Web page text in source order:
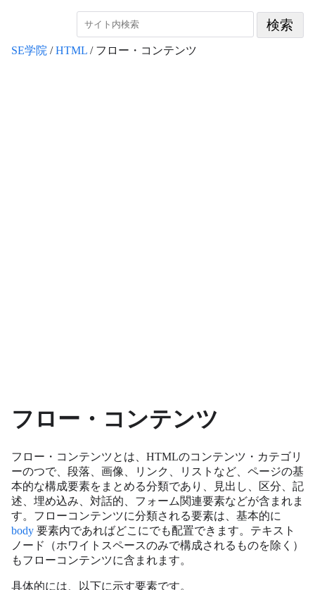
SE学院 /HTML / フロー・コンテンツ
フロー・コンテンツ
フロー・コンテンツとは、HTMLのコンテンツ・カテゴリ
ーのつで、段落、画像、リンク、リストなど、ページの基
本的な構成要素をまとめる分類であり、見出し、区分、記
述、埋め込み、対話的、フォーム関連要素などが含まれま
す。フローコンテンツに分類される要素は、基本的に
body 要素内であればどこにでも配置できます。テキスト
ノード（ホワイトスペースのみで構成されるものを除く）
もフローコンテンツに含まれます。
具体的には、以下に示す要素です。